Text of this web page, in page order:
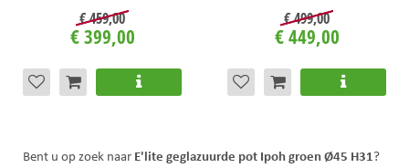
€459,00
€399,00
€499,00
€449,00
Bent u op zoek naar E'lite geglazuurde pot Ipoh groen Ø45 H31?